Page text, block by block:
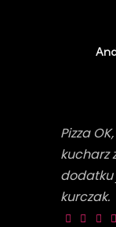
Pizza
kucharz
dodatku
kurczak.